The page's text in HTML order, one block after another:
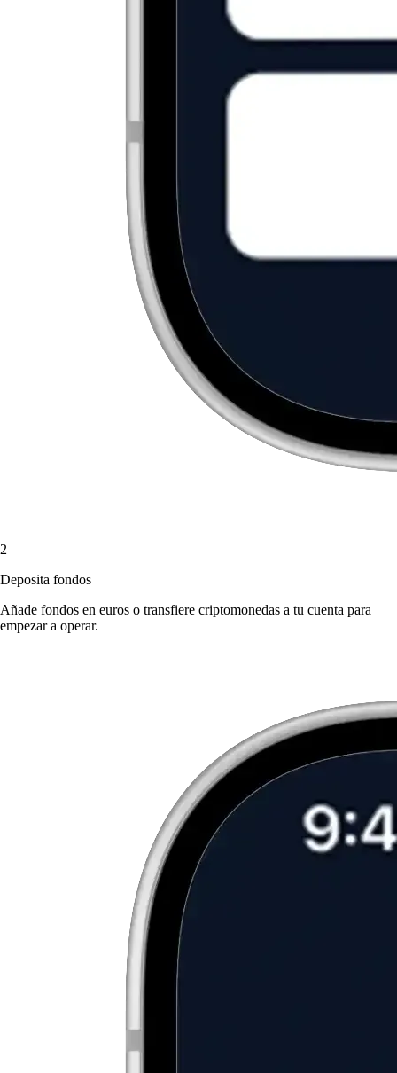
2
Deposita fondos
Añade fondos en euros o transfiere criptomonedas a tu cuenta para
empezar a operar.